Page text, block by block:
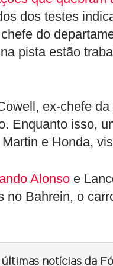
dos testes
do
pista estão
ex-chefe
Enquanto isso,
e Honda,
Alonso e
no Bahrein, o
últimas notícias da